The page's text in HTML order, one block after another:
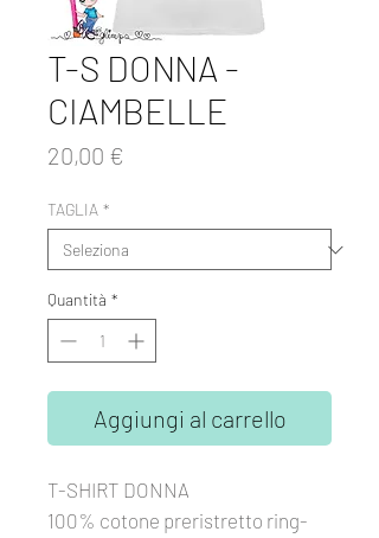
T-S DONNA -
CIAMBELLE
20,00 €
TAGLIA *
Quantità *
Aggiungi al carrello
T-SHIRT DONNA
100% cotone preristretto ring-